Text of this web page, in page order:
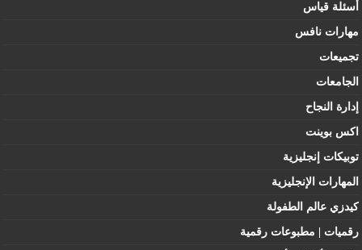
أسئلة قياس
مهارات نافس
تجميعات
الجامعات
إدارة النجاح
اكس بوينت
توبيكات إنجليزية
المهارات الإنجليزية
كيدزي عالم الطفولة
رقميات | مطبوعات رقمية